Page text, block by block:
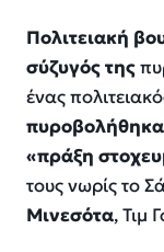
Πολιτειακή
σύζυγός της
ένας
«πράξη
τους νωρίς το
Μινεσότα, Τιμ